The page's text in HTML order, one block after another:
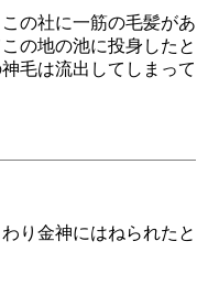
の社に一筋の毛髪があ
の地の池に投身したと
毛は流出してしまって
り金神にはねられたと